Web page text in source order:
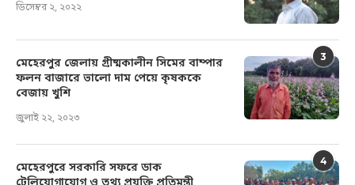
ডিসেম্বর ২, ২০২২
3
মেহেরপুর জেলায় গ্রীষ্মকালীন সিমের বাম্পার
ফলন বাজারে ভালো দাম পেয়ে কৃষককে
বেজায় খুশি
জুলাই ২২, ২০২৩
4
মেহেরপুরে সরকারি সফরে ডাক